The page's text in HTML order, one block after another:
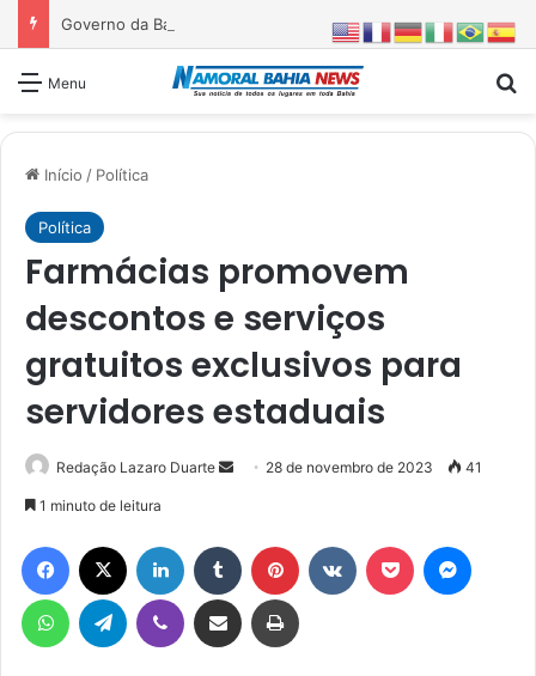
Governo da Bahia entrega 1ª etapa da requalificação do Parque Metropolitano de Pituaçu
Menu
Início / Política
Política
Farmácias promovem
descontos e serviços
gratuitos exclusivos para
servidores estaduais
Redação Lazaro Duarte
Mande
mail
28 de novembro de 2023 41
1 minuto de leitura
Facebook Linkedin Tumblr Pinterest Pocket
WhatsAppTelegram Viber Compartilhar via e-mail Imprimir